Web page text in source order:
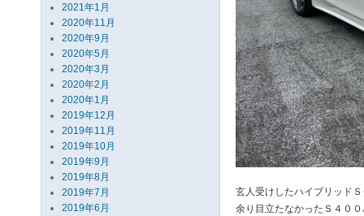
2021年1月
2020年11月
2020年9月
2020年5月
2020年3月
2020年2月
2020年1月
2019年12月
2019年11月
2019年10月
2019年9月
2019年8月
2019年7月
2019年6月
玄人受けしたハイブリッド
余り目立たなかったＳ４０